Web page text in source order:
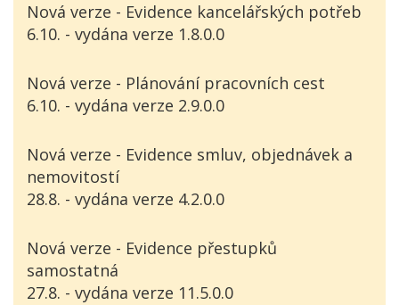
Nová verze - Evidence kancelářských potřeb
6.10. - vydána verze 1.8.0.0
Nová verze - Plánování pracovních cest
6.10. - vydána verze 2.9.0.0
Nová verze - Evidence smluv, objednávek a
nemovitostí
28.8. - vydána verze 4.2.0.0
Nová verze - Evidence přestupků
samostatná
27.8. - vydána verze 11.5.0.0